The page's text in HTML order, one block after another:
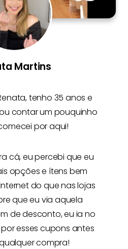
Martins
, tenho 35 anos e
contar um pouquinho
por aqui!
cá, eu percebi que eu
opções e ítens bem
do que nas lojas
que eu via aquela
de desconto, eu ia no
esses cupons antes
compra!